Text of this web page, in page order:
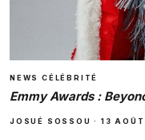
NEWS CÉLÉBRITÉ
Emmy Awards :
JOSUÉ SOSSOU ·13